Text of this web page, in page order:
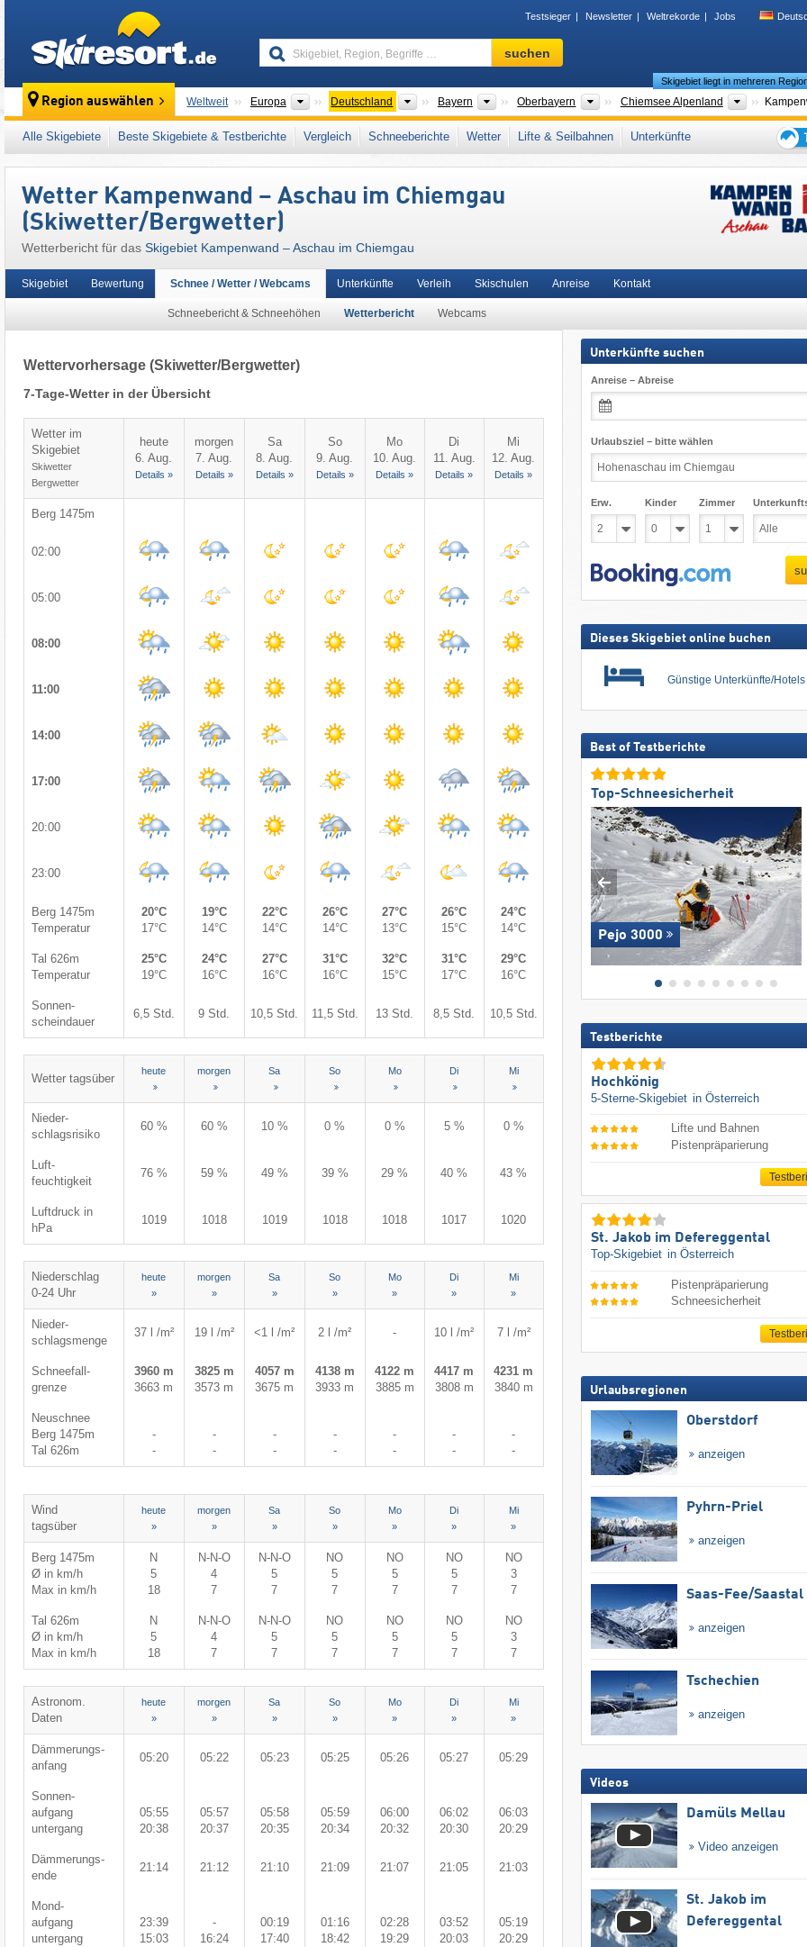
Testsieger Newsletter Weltrekorde Jobs
Skigebiet,
Region,
…
suchen
Region auswählen Weltweit Europa Kontinente
Deutschland LänderBayern Bundesländer
Oberbayern Bezirke
Chiemsee Alpenland
Skigebiet liegt in mehreren
Dieses Skigebiet liegt auch in: Rosenheim Chiemgauer Alpen Deutsche Alpen Südbayern Nördliche Ostalpen
Westeuropa Mitteleuropa Europäische Union
Alle Skigebiete Beste Skigebiete & Testberichte Vergleich Schneeberichte Wetter Lifte & Seilbahnen
Unterkünfte
den
Wetter Kampenwand – Aschau im Chiemgau
(Skiwetter/Bergwetter)
Wetterbericht für das Skigebiet Kampenwand – Aschau im Chiemgau
Skigebiet Bewertung Schnee / Wetter / Webcams
Schneebericht & Schneehöhen Wetterbericht Webcams
Unterkünfte Verleih Skischulen Anreise Kontakt
Wettervorhersage (Skiwetter/Bergwetter)
7-Tage-Wetter in der Übersicht
Wetter im
Skigebiet
Skiwetter
Bergwetter
heute
6. Aug.
Details »
morgen
7. Aug.
Details »
Sa
8. Aug.
Details »
So
9. Aug.
Details »
Mo
10. Aug.
Details »
Di
11. Aug.
Details »
Mi
12. Aug.
Details »
Berg 1475m
02:00
05:00
08:00
11:00
14:00
17:00
20:00
23:00
Berg 1475m
Temperatur
20°C
17°C
19°C
14°C
22°C
14°C
26°C
14°C
27°C
13°C
26°C
15°C
24°C
14°C
Tal 626m
Temperatur
25°C
19°C
24°C
16°C
27°C
16°C
31°C
16°C
32°C
15°C
31°C
17°C
29°C
16°C
Sonnen-
scheindauer
6,5 Std. 9 Std. 10,5 Std. 11,5 Std. 13 Std. 8,5 Std. 10,5 Std.
Wetter tagsüber
heute morgen Sa So Mo Di Mi
Nieder-
schlagsrisiko
60 % 60 % 10 % 0 % 0 % 5 % 0 %
Luft-
feuchtigkeit
76 % 59 % 49 % 39 % 29 % 40 % 43 %
Luftdruck in
hPa
1019 1018 1019 1018 1018 1017 1020
Niederschlag
0-24 Uhr
heute
»
morgen
»
Sa
»
So
»
Mo
»
Di
»
Mi
»
Nieder-
schlagsmenge
37 l /m² 19 l /m² <1 l /m² 2 l /m² - 10 l /m² 7 l /m²
Schneefall-
grenze
3960 m
3663 m
3825 m
3573 m
4057 m
3675 m
4138 m
3933 m
4122 m
3885 m
4417 m
3808 m
4231 m
3840 m
Neuschnee
Berg 1475m
Tal 626m
-
-
-
-
-
-
-
-
-
-
-
-
-
-
Wind
tagsüber
heute
»
morgen
»
Sa
»
So
»
Mo
»
Di
»
Mi
»
Berg 1475m
Ø in km/h
Max in km/h
N
5
18
N-N-O
4
7
N-N-O
5
7
NO
5
7
NO
5
7
NO
5
7
NO
3
7
Tal 626m
Ø in km/h
Max in km/h
N
5
18
N-N-O
4
7
N-N-O
5
7
NO
5
7
NO
5
7
NO
5
7
NO
3
7
Astronom.
Daten
heute
»
morgen
»
Sa
»
So
»
Mo
»
Di
»
Mi
»
Dämmerungs-
anfang
05:20 05:22 05:23 05:25 05:26 05:27 05:29
Sonnen-
aufgang
untergang
05:55
20:38
05:57
20:37
05:58
20:35
05:59
20:34
06:00
20:32
06:02
20:30
06:03
20:29
Dämmerungs-
ende
21:14 21:12 21:10 21:09 21:07 21:05 21:03
Mond-
aufgang
untergang
23:39
15:03
-
16:24
00:19
17:40
01:16
18:42
02:28
19:29
03:52
20:03
05:19
20:29
Unterkünfte suchen
Anreise – Abreise
Urlaubsziel – bitte wählen
Erw. Kinder Zimmer
Dieses Skigebiet online buchen
Günstige Unterkünfte/Hotels
Best of Testberichte
Top-Schneesicherheit
Pejo 3000
Testberichte
Hochkönig
5-Sterne-Skigebiet in Österreich
Lifte und Bahnen
Pistenpräparierung
St. Jakob im Defereggental
Top-Skigebiet in Österreich
Pistenpräparierung
Schneesicherheit
Urlaubsregionen
Oberstdorf
anzeigen
Pyhrn-Priel
anzeigen
Saas-Fee/​Saastal
anzeigen
Tschechien
anzeigen
Videos
Damüls Mellau
Video anzeigen
St. Jakob im
Defereggental